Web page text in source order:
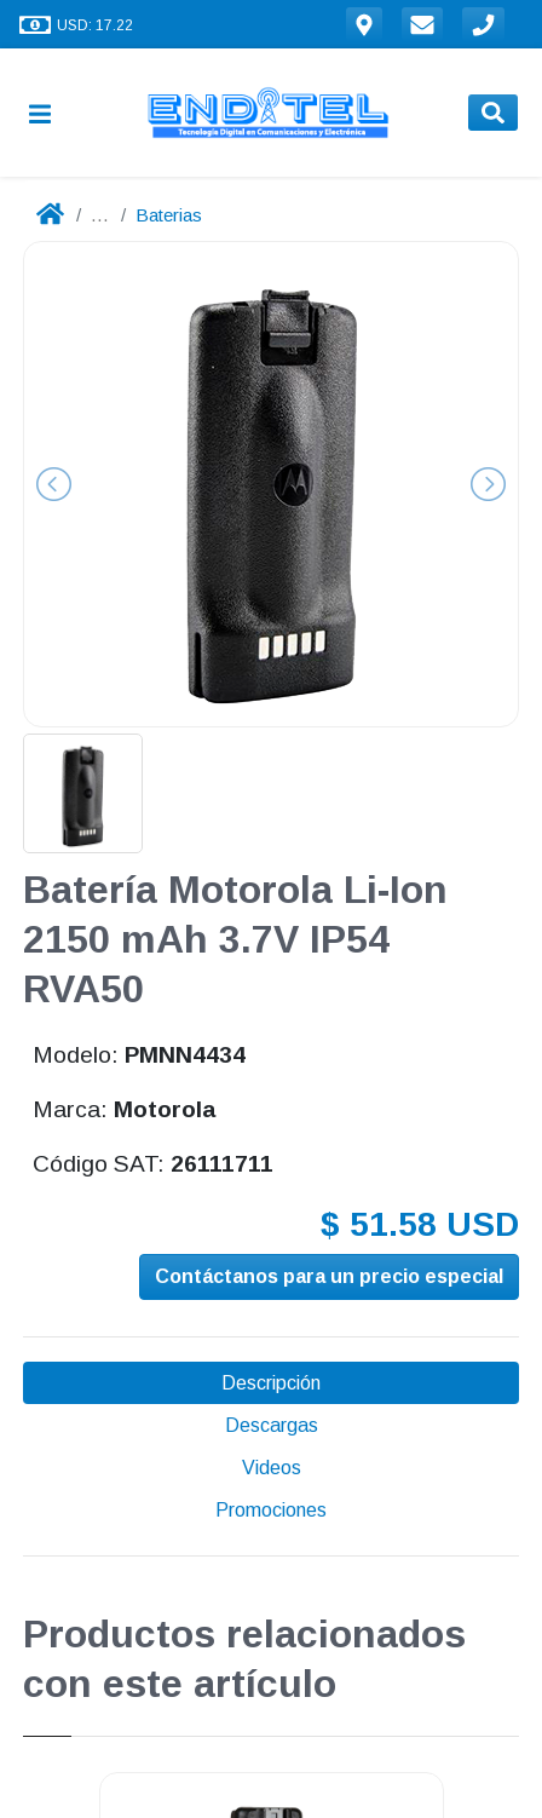
USD: 17.22
... Baterias
Batería Motorola Li-Ion
2150 mAh 3.7V IP54
RVA50
Modelo: PMNN4434
Marca: Motorola
Código SAT: 26111711
$ 51.58 USD
Contáctanos para un precio especial
Descripción
Descargas
Videos
Promociones
Productos relacionados
con este artículo